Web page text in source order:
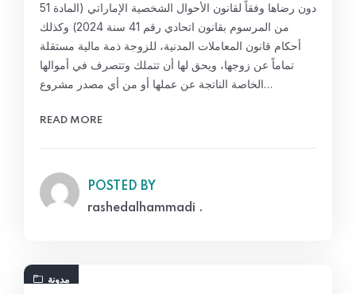
دون رضاها وفقاً لقانون الأحوال الشخصية الإماراتي (المادة 51
من المرسوم بقانون اتحادي رقم 41 سنة 2024) وكذلك
أحكام قانون المعاملات المدنية، للزوجة ذمة مالية مستقلة
تماماً عن زوجها، ويحق لها أن تتملك وتتصرف في أموالها
الخاصة الناتجة عن عملها أو من أي مصدر مشروع…
READ MORE
POSTED BY
rashedalhammadi .
مدونة